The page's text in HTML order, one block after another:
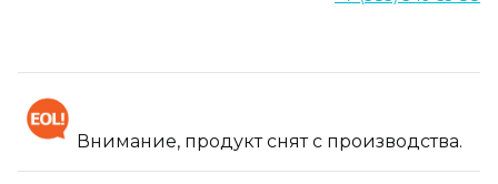
Внимание, продукт снят с производства.